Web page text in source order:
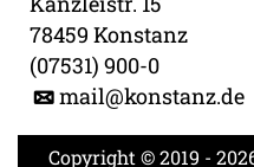
78459 Konstanz
(07531) 900-0
mail@konstanz.de
Copyright © 2019 -